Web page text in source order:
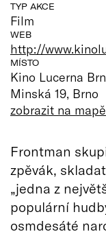
TYP AKCE
Film
WEB
http://
MÍSTO
Kino Lucerna
Minská 19, Brno
zobrazit na mapě
Frontman
zpěvák,
„jedna z
populární
osmdesáté